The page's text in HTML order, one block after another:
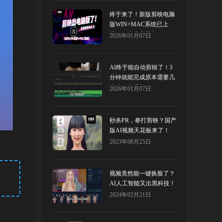
终于来了！新版剪映电脑
版WIN+MAC系统已上
线！（内含安装包）
2026年01月07日
AI终于能自动剪辑了！3
分钟就能完成原本需要几
个小时的视频！
2026年01月07日
秒杀PR，拳打剪映？国产
版AI视频天花板来了！
2023年08月25日
视频竟然能一键换脸了？
AI人工智能又出黑科技！
swapface
2024年02月21日